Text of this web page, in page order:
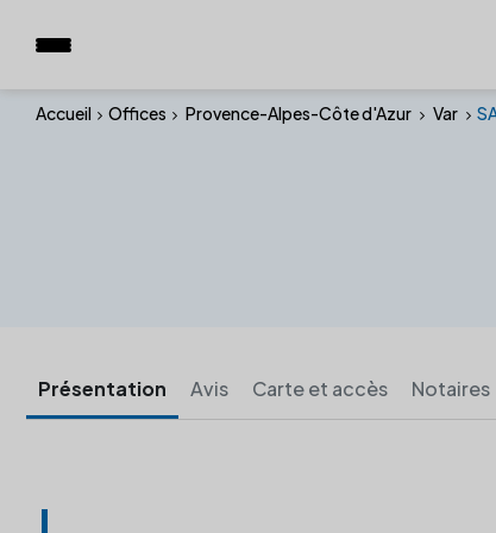
Accueil Offices Provence-Alpes-Côte d'Azur Var
Présentation Avis Carte et accès Notaires